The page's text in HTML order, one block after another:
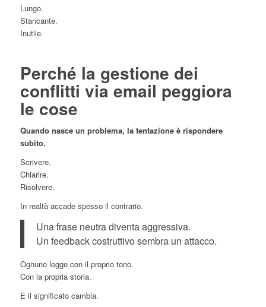
Lungo.
Stancante.
Inutile.
Perché la gestione dei
conflitti via email peggiora
le cose
Quando nasce un problema, la tentazione è rispondere
subito.
Scrivere.
Chiarire.
Risolvere.
In realtà accade spesso il contrario.
Una frase neutra diventa aggressiva.
Un feedback costruttivo sembra un attacco.
Ognuno legge con il proprio tono.
Con la propria storia.
E il significato cambia.